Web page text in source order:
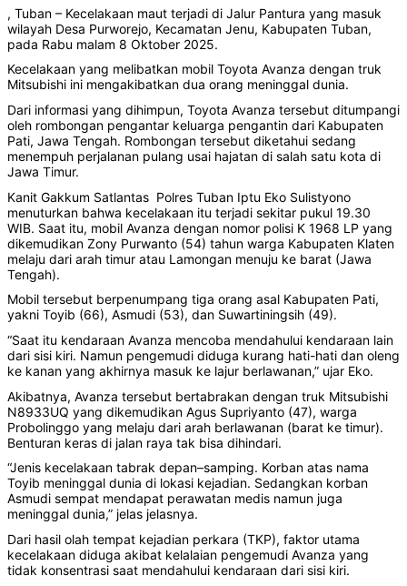
, Tuban – Kecelakaan maut terjadi di Jalur Pantura yang masuk
wilayah Desa Purworejo, Kecamatan Jenu, Kabupaten Tuban,
pada Rabu malam 8 Oktober 2025.
Kecelakaan yang melibatkan mobil Toyota Avanza dengan truk
Mitsubishi ini mengakibatkan dua orang meninggal dunia.
Dari informasi yang dihimpun, Toyota Avanza tersebut ditumpangi
oleh rombongan pengantar keluarga pengantin dari Kabupaten
Pati, Jawa Tengah. Rombongan tersebut diketahui sedang
menempuh perjalanan pulang usai hajatan di salah satu kota di
Jawa Timur.
Kanit Gakkum Satlantas Polres Tuban Iptu Eko Sulistyono
menuturkan bahwa kecelakaan itu terjadi sekitar pukul 19.30
WIB. Saat itu, mobil Avanza dengan nomor polisi K 1968 LP yang
dikemudikan Zony Purwanto (54) tahun warga Kabupaten Klaten
melaju dari arah timur atau Lamongan menuju ke barat (Jawa
Tengah).
Mobil tersebut berpenumpang tiga orang asal Kabupaten Pati,
yakni Toyib (66), Asmudi (53), dan Suwartiningsih (49).
“Saat itu kendaraan Avanza mencoba mendahului kendaraan lain
dari sisi kiri. Namun pengemudi diduga kurang hati-hati dan oleng
ke kanan yang akhirnya masuk ke lajur berlawanan,” ujar Eko.
Akibatnya, Avanza tersebut bertabrakan dengan truk Mitsubishi
N8933UQ yang dikemudikan Agus Supriyanto (47), warga
Probolinggo yang melaju dari arah berlawanan (barat ke timur).
Benturan keras di jalan raya tak bisa dihindari.
“Jenis kecelakaan tabrak depan–samping. Korban atas nama
Toyib meninggal dunia di lokasi kejadian. Sedangkan korban
Asmudi sempat mendapat perawatan medis namun juga
meninggal dunia,” jelas jelasnya.
Dari hasil olah tempat kejadian perkara (TKP), faktor utama
kecelakaan diduga akibat kelalaian pengemudi Avanza yang
tidak konsentrasi saat mendahului kendaraan dari sisi kiri.